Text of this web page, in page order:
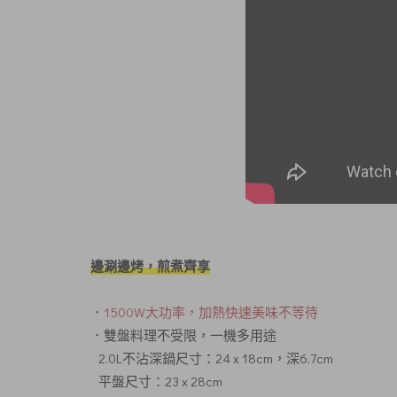
邊涮邊烤，煎煮齊享
． 1500W大功率，加熱快速美味不等待
．雙盤料理不受限，一機多用途
2.0L不沾深鍋尺寸：24 x 18cm，深6.7cm
平盤尺寸：23 x 28cm